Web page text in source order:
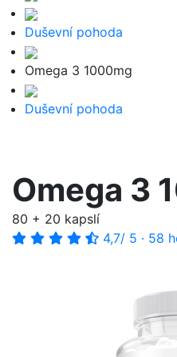
Duševní pohoda
Omega 3 1000mg
Duševní pohoda
Omega 3
80 + 20 kapslí
4,7/ 5 · 58